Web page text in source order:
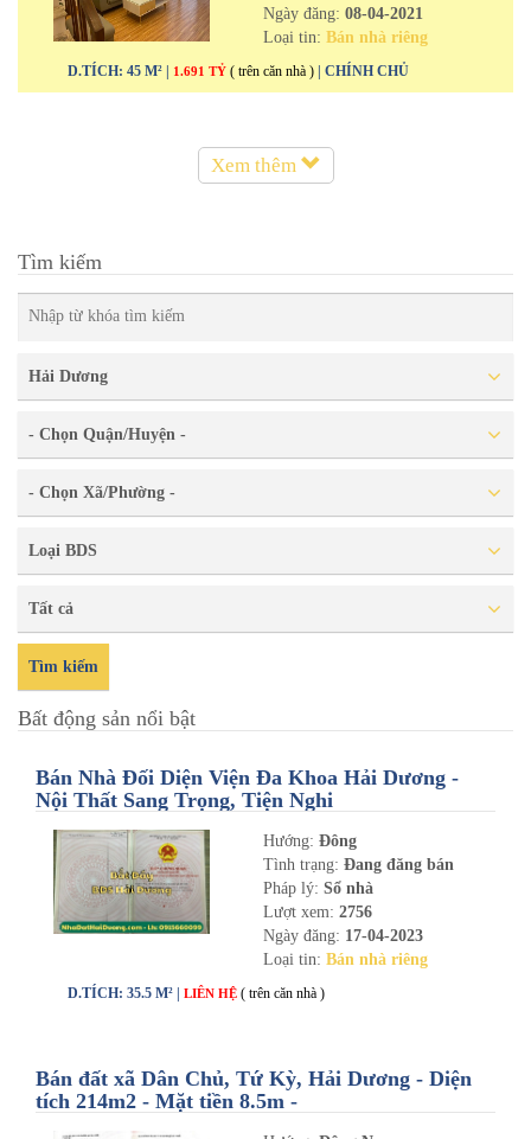
Ngày đăng: 08-04-2021
Loại tin: Bán nhà riêng
D.TÍCH: 45 M² | 1.691 TỶ ( trên căn nhà ) | CHÍNH CHỦ
Xem thêm
Tìm kiếm
Hải Dương
- Chọn Quận/Huyện -
- Chọn Xã/Phường -
Loại BDS
Tất cả
Tìm kiếm
Bất động sản nổi bật
Bán Nhà Đối Diện Viện Đa Khoa Hải Dương -
Nội Thất Sang Trọng, Tiện Nghi
Hướng: Đông
Tình trạng: Đang đăng bán
Pháp lý: Sổ nhà
Lượt xem: 2756
Ngày đăng: 17-04-2023
Loại tin: Bán nhà riêng
D.TÍCH: 35.5 M² | LIÊN HỆ ( trên căn nhà )
Bán đất xã Dân Chủ, Tứ Kỳ, Hải Dương - Diện
tích 214m2 - Mặt tiền 8.5m -